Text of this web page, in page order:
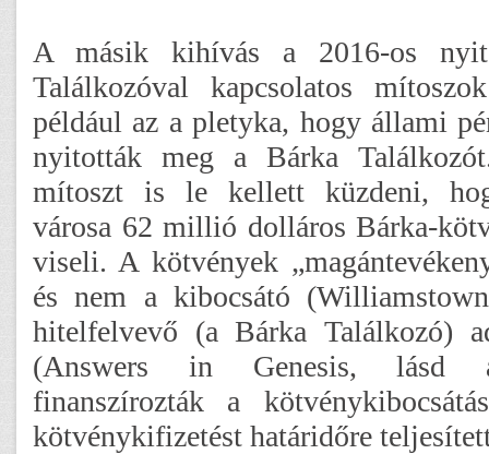
A másik kihívás a 2016-os
Találkozóval kapcsolatos
például az a pletyka, hogy állami
nyitották meg a Bárka
mítoszt is le kellett küzdeni,
városa 62 millió dolláros Bárka-
viseli. A kötvények
és nem a kibocsátó
hitelfelvevő (a Bárka Találkozó)
(Answers in Genesis, lásd
finanszírozták a
kötvénykifizetést határidőre